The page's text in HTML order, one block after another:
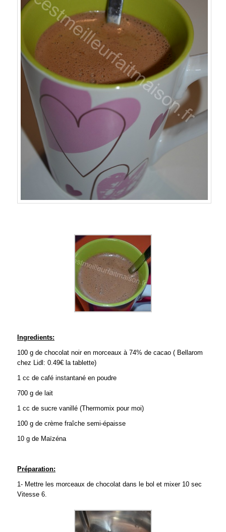
Ingredients:
100 g de chocolat noir en morceaux à 74% de cacao ( Bellarom
chez Lidl: 0.49€ la tablette)
1 cc de café instantané en poudre
700 g de lait
1 cc de sucre vanillé (Thermomix pour moi)
100 g de crème fraîche semi-épaisse
10 g de Maïzéna
Préparation:
1- Mettre les morceaux de chocolat dans le bol et mixer 10 sec
Vitesse 6.